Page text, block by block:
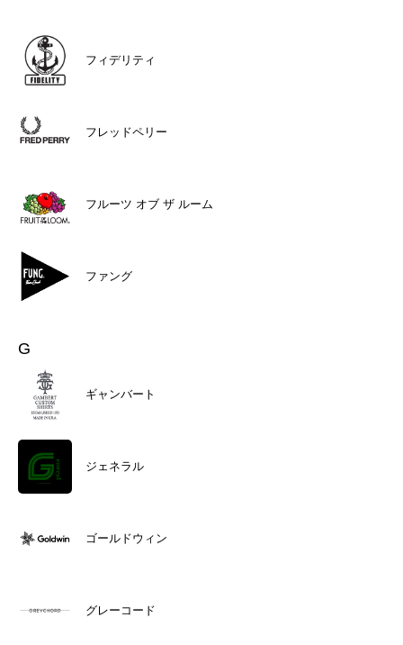
フィデリティ
フレッドペリー
フルーツ オブ ザ ルーム
ファング
G
ギャンバート
ジェネラル
ゴールドウィン
グレーコード